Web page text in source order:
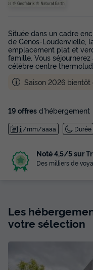
Située dans un cadre
de Génos-Loudenvielle,
emplacement plat et
famille. Vous
célèbre centre thermolud
Saison 2026 bientôt
19 offres d'hébergement
jj/mm/aaaa Durée
Noté 4,5/5 sur Trustpilot
Des milliers de voyageurs
Les
votre sélection